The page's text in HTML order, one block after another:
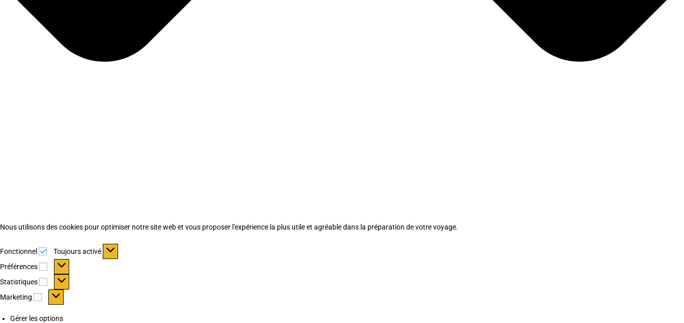
Nous utilisons des cookies pour optimiser notre site web et vous proposer l'expérience la plus utile et agréable dans la préparation de votre voyage.
Fonctionnel Fonctionnel
Toujours activé
Préférences
Préférences
Statistiques Statistiques
Marketing Marketing
Gérer les options